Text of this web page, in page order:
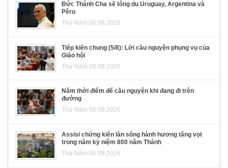
Đức Thánh Cha sẽ tông du Uruguay, Argentina và
Pêru
Thứ Năm 06.08.2026
Tiếp kiến chung (5/8): Lời cầu nguyện phụng vụ của
Giáo hội
Thứ Năm 06.08.2026
Năm thời điểm để cầu nguyện khi đang đi trên
đường
Thứ Năm 06.08.2026
Assisi chứng kiến làn sóng hành hương tăng vọt
trong năm kỷ niệm 800 năm Thánh
Thứ Năm 06.08.2026